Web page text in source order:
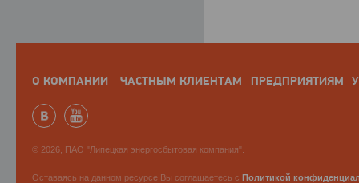
О КОМПАНИИ ЧАСТНЫМ КЛИЕНТАМ ПРЕДПРИЯТИЯМ
© 2026, ПАО "Липецкая энергосбытовая компания".
Оставаясь на данном ресурсе Вы соглашаетесь с Политикой